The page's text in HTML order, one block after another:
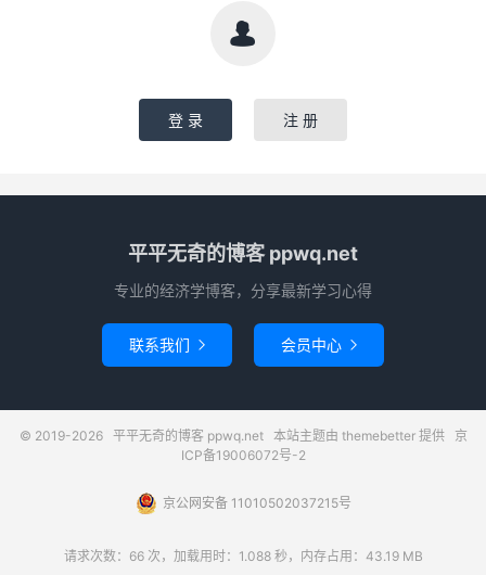

登 录 注 册
平平无奇的博客 ppwq.net
专业的经济学博客，分享最新学习心得
联系我们  会员中心 
© 2019-2026 平平无奇的博客 ppwq.net本站主题由 themebetter提供 京
ICP备19006072号-2
京公网安备 11010502037215号
请求次数：66 次，加载用时：1.088 秒，内存占用：43.19 MB